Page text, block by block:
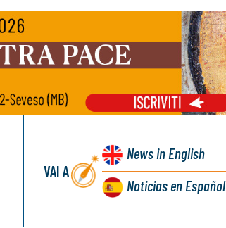
VAI A
Newsin English
Noticiasen Español